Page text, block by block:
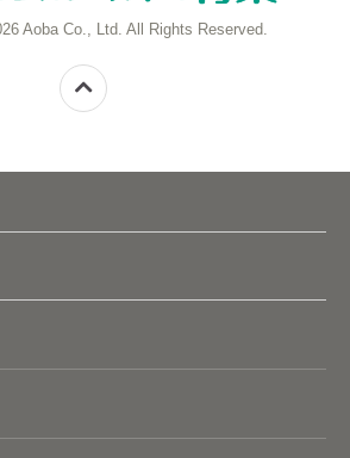
Aoba Co., Ltd. All Rights Reserved.